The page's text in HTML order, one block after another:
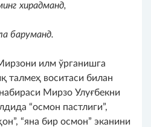
хирадманд,
баруманд.
илм ўрганишга
талмеҳ воситаси билан
Мирзо Улуғбекни
“осмон пастлиги”,
“яна бир осмон” эканини